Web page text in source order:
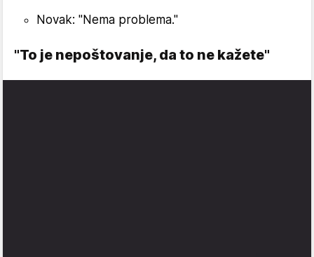
Novak: "Nema problema."
"To je nepoštovanje, da to ne kažete"